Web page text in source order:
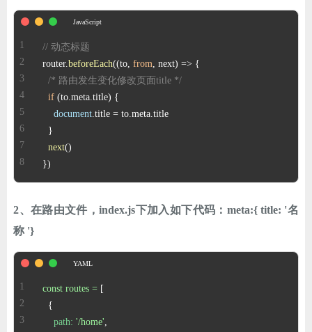
在线工具
优秀个人博客
省钱帮
ChatGPT
登录
// 动态标题
router.beforeEach((to, from, next) =>
/* 路由发生变化修改页面title */
if (to.meta.title
document.title = to.meta.title
next
})
2、在路由文件，index.js下加入如下代码：meta:{ title: '名
称 '}
const routes =
path: '/home'